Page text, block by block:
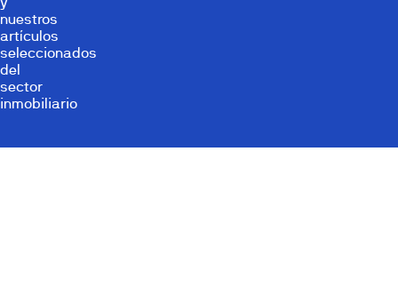
nuestros
artículos
seleccionados
del
sector
inmobiliario